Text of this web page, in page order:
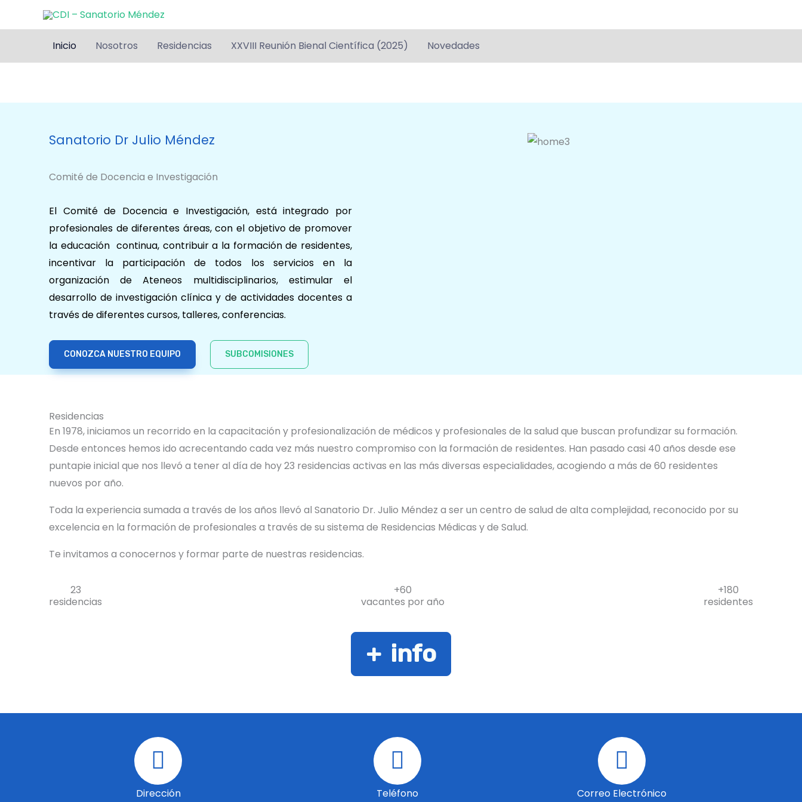
Inicio Nosotros Residencias XXVIII Reunión Bienal Científica (2025) Novedades
Sanatorio Dr Julio Méndez
Comité de Docencia e Investigación
El Comité de Docencia e Investigación, está integrado por
profesionales de diferentes áreas, con el objetivo de promover
la educación continua, contribuir a la formación de residentes,
incentivar la participación de todos los servicios en la
organización de Ateneos multidisciplinarios, estimular el
desarrollo de investigación clínica y de actividades docentes a
través de diferentes cursos, talleres, conferencias.
CONOZCA NUESTRO EQUIPO SUBCOMISIONES
Residencias
En 1978, iniciamos un recorrido en la capacitación y profesionalización de médicos y profesionales de la salud que buscan profundizar su formación.
Desde entonces hemos ido acrecentando cada vez más nuestro compromiso con la formación de residentes. Han pasado casi 40 años desde ese
puntapie inicial que nos llevó a tener al día de hoy 23 residencias activas en las más diversas especialidades, acogiendo a más de 60 residentes
nuevos por año.
Toda la experiencia sumada a través de los años llevó al Sanatorio Dr. Julio Méndez a ser un centro de salud de alta complejidad, reconocido por su
excelencia en la formación de profesionales a través de su sistema de Residencias Médicas y de Salud.
Te invitamos a conocernos y formar parte de nuestras residencias.
23
residencias
+60
vacantes por año
+180
residentes
+ info
Dirección Teléfono Correo Electrónico